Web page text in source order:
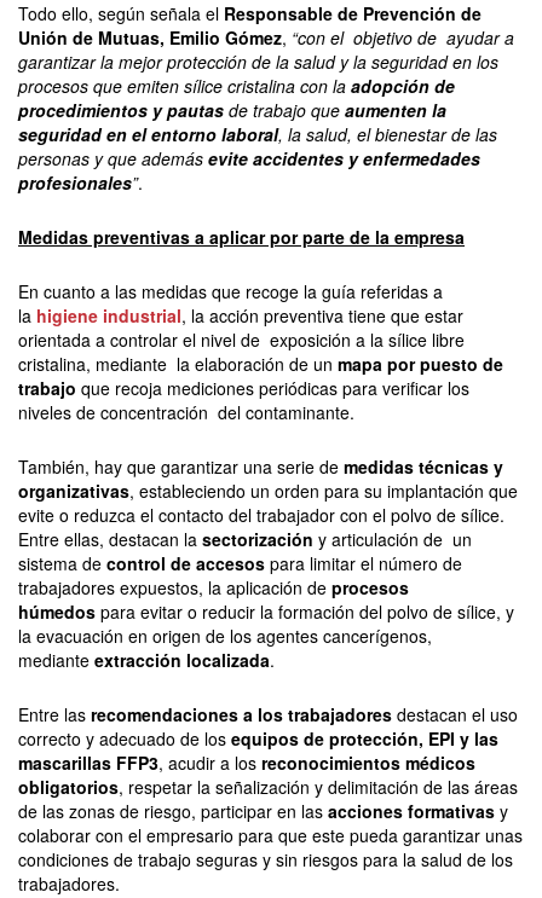
Todo ello, según señala el Responsable de Prevención de
Unión de Mutuas, Emilio Gómez, “con el objetivo de ayudar a
garantizar la mejor protección de la salud y la seguridad en los
procesos que emiten sílice cristalina con la adopción de
procedimientos y pautas de trabajo que aumenten la
seguridad en el entorno laboral, la salud, el bienestar de las
personas y que además evite accidentes y enfermedades
profesionales”.
Medidas preventivas a aplicar por parte de la empresa
En cuanto a las medidas que recoge la guía referidas a
la higiene industrial, la acción preventiva tiene que estar
orientada a controlar el nivel de exposición a la sílice libre
cristalina, mediante la elaboración de un mapa por puesto de
trabajo que recoja mediciones periódicas para verificar los
niveles de concentración del contaminante.
También, hay que garantizar una serie de medidas técnicas y
organizativas, estableciendo un orden para su implantación que
evite o reduzca el contacto del trabajador con el polvo de sílice.
Entre ellas, destacan la sectorización y articulación de un
sistema de control de accesos para limitar el número de
trabajadores expuestos, la aplicación de procesos
húmedos para evitar o reducir la formación del polvo de sílice, y
la evacuación en origen de los agentes cancerígenos,
mediante extracción localizada.
Entre las recomendaciones a los trabajadores destacan el uso
correcto y adecuado de los equipos de protección, EPI y las
mascarillas FFP3, acudir a los reconocimientos médicos
obligatorios, respetar la señalización y delimitación de las áreas
de las zonas de riesgo, participar en las acciones formativas y
colaborar con el empresario para que este pueda garantizar unas
condiciones de trabajo seguras y sin riesgos para la salud de los
trabajadores.